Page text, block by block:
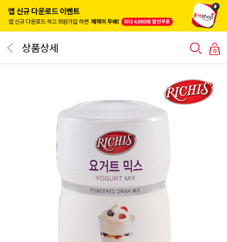
상품상세 0